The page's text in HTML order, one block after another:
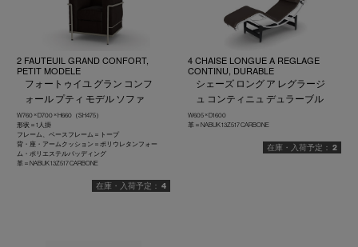
2 FAUTEUIL GRAND CONFORT,
PETIT MODELE
フォートゥイユ グラン コンフ
ォール プティ モデル ソファ
W760 × D700 × H660（SH475）
形状＝1人掛
フレーム、ベースフレーム＝トープ
背・座・アームクッション＝ポリウレタンフォー
ム・ポリエステルパッディング
革＝NABUK 13Z517 CARBONE
4
4 CHAISE LONGUE A REGLAGE
CONTINU, DURABLE
シェーズ ロング ア レグラージ
ュ コンティニュ デュラーブル
W605 × D1600
革＝NABUK 13Z517 CARBONE
2